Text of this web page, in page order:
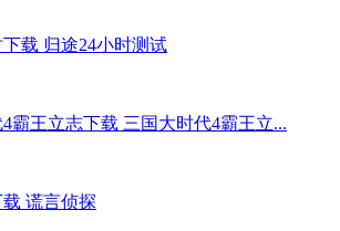
归途24小时测试
三国大时代4霸王立...
谎言侦探